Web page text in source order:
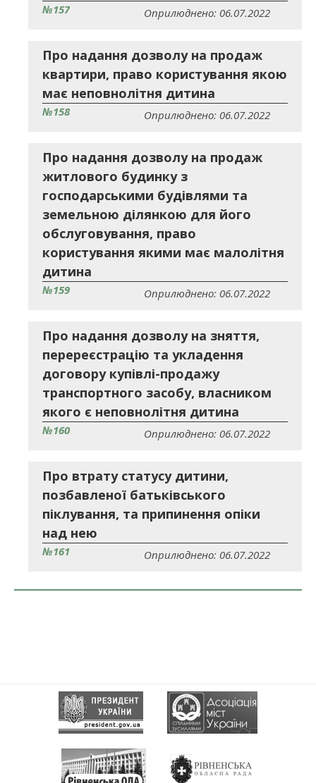
№157 Оприлюднено: 06.07.2022
Про надання дозволу на продаж
квартири, право користування якою
має неповнолітня дитина
№158 Оприлюднено: 06.07.2022
Про надання дозволу на продаж
житлового будинку з
господарськими будівлями та
земельною ділянкою для його
обслуговування, право
користування якими має малолітня
дитина
№159 Оприлюднено: 06.07.2022
Про надання дозволу на зняття,
перереєстрацію та укладення
договору купівлі-продажу
транспортного засобу, власником
якого є неповнолітня дитина
№160 Оприлюднено: 06.07.2022
Про втрату статусу дитини,
позбавленої батьківського
піклування, та припинення опіки
над нею
№161 Оприлюднено: 06.07.2022